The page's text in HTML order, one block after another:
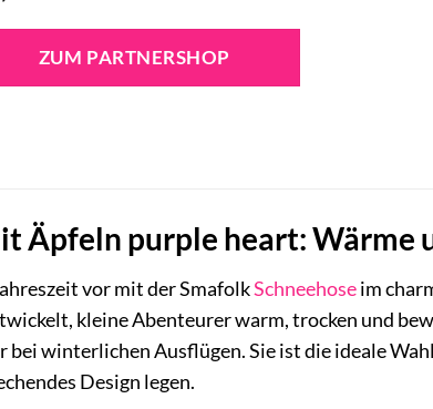
ZUM PARTNERSHOP
Äpfeln purple heart: Wärme
vor mit der SmafolkSchneehoseim
kleine Abenteurer warm, trocken und
bei winterlichen Ausflügen. Sie ist die ideale
Design legen.